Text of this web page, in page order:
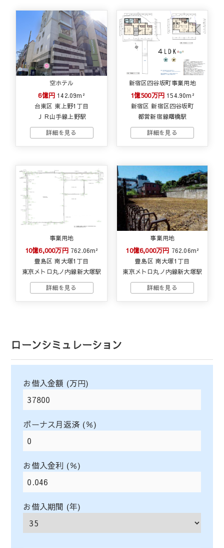
空ホテル
6億円 142.09m²
台東区 東上野1丁目
ＪＲ山手線上野駅
新宿区四谷坂町事業用地
1億500万円 154.90m²
新宿区 新宿区四谷坂町
都営新宿線曙橋駅
事業用地
10億6,000万円 762.06m²
豊島区 南大塚1丁目
東京メトロ丸ノ内線新大塚駅
事業用地
10億6,000万円 762.06m²
豊島区 南大塚1丁目
東京メトロ丸ノ内線新大塚駅
ローンシミュレーション
お借入金額 (万円)
ボーナス月返済 (％)
お借入金利 (％)
お借入期間 (年)